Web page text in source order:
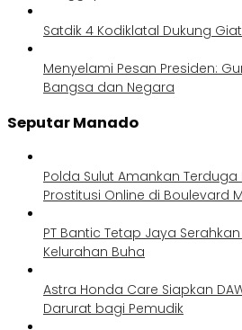
Satdik 4 Kodiklatal Dukung
Menyelami Pesan Presiden:
Bangsa dan Negara
Seputar Manado
Polda Sulut Amankan
Prostitusi Online di Boulevard
PT Bantic Tetap Jaya
Kelurahan Buha
Astra Honda Care Siapkan
Darurat bagi Pemudik